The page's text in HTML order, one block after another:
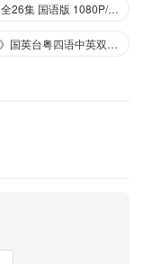
上一篇：儿童动画片《心奇爆龙战车之驯龙斗士》全26集 国语版 1080P/MP4/6.78G 动画片心奇爆龙战车之驯龙斗士下载
下一篇：迪士尼动画片《玩具总动员2 Toy Story 2》国英台粤四语中英双字 1080P/MP4/2.88G 动画片玩具总动员全系列下载